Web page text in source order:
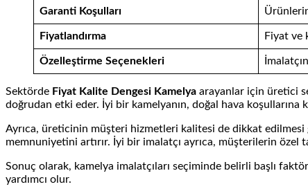
Garanti Koşulları
Fiyatlandırma Fiyat ve
Özelleştirme Seçenekleri
Sektörde Fiyat Kalite Dengesi Kamelya arayanlar için üretici
doğrudan etki eder. İyi bir kamelyanın, doğal hava
Ayrıca, üreticinin müşteri hizmetleri kalitesi de dikkat
memnuniyetini artırır. İyi bir imalatçı ayrıca, müşterilerin
Sonuç olarak, kamelya imalatçıları seçiminde belirli başlı
yardımcı olur.